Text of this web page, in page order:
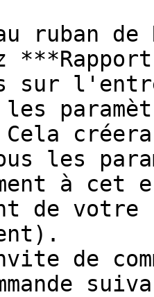
ruban de
sur
les
à cet
de votre
de